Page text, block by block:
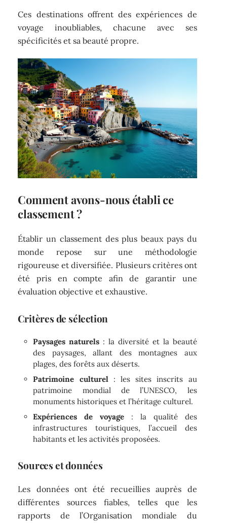
Ces destinations offrent des expériences de
voyage inoubliables, chacune avec ses
spécificités et sa beauté propre.
Comment avons-nous établi ce
classement ?
Établir un classement des plus beaux pays du
monde repose sur une méthodologie
rigoureuse et diversifiée. Plusieurs critères ont
été pris en compte afin de garantir une
évaluation objective et exhaustive.
Critères de sélection
Paysages naturels : la diversité et la beauté
des paysages, allant des montagnes aux
plages, des forêts aux déserts.
Patrimoine culturel: les sites inscrits au
patrimoine mondial de l’UNESCO, les
monuments historiques et l’héritage culturel.
Expériences de voyage : la qualité des
infrastructures touristiques, l’accueil des
habitants et les activités proposées.
Sources et données
Les données ont été recueillies auprès de
différentes sources fiables, telles que les
rapports de l’Organisation mondiale du